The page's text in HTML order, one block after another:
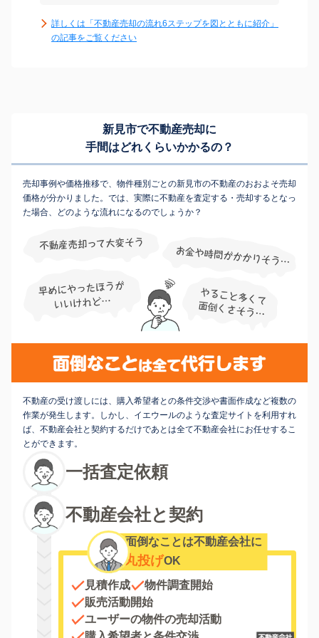
詳しくは「不動産売却の流れ6ステップを図とともに紹介」
の記事をご覧ください
新見市で不動産売却に
手間はどれくらいかかるの？
売却事例や価格推移で、物件種別ごとの新見市の不動産のおおよそ売却
価格が分かりました。では、実際に不動産を査定する・売却するとなっ
た場合、どのような流れになるのでしょうか？
不動産の受け渡しには、購入希望者との条件交渉や書面作成など複数の
作業が発生します。しかし、イエウールのような査定サイトを利用すれ
ば、不動産会社と契約するだけであとは全て不動産会社にお任せするこ
とができます。
一括査定依頼
不動産会社と契約
面倒なことは不動産会社に
丸投げOK
見積作成
物件調査開始
販売活動開始
ユーザーの物件の売却活動